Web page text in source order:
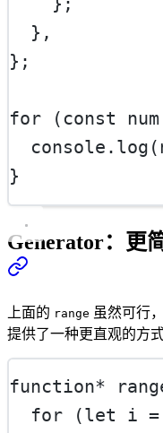
  },
};
for ( const num
  console.
log
}
Generator：更
上面的 range 虽然可行
提供了一种更直观的方
function*
for (let i =